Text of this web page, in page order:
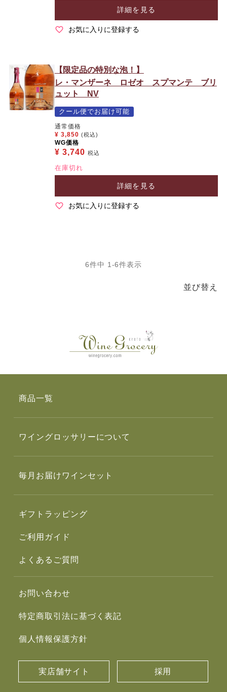
詳細を見る
お気に入りに登録する
【限定品の特別な泡！】
レ・マンザーネ ロゼオ スプマンテ ブリ
ュット NV
クール便でお届け可能
通常価格
¥ 3,850 (税込)
WG価格
¥ 3,740 税込
在庫切れ
詳細を見る
お気に入りに登録する
並び替え
6件中 1 -6件表示
商品一覧
ワイングロッサリーについて
毎月お届けワインセット
ギフトラッピング
ご利用ガイド
よくあるご質問
お問い合わせ
特定商取引法に基づく表記
個人情報保護方針
実店舗サイト 採用